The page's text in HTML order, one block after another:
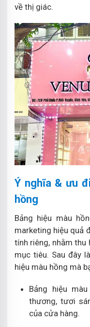
về thị giác.
Ý nghĩa & ưu
hồng
Bảng hiệu màu
marketing hiệu quả
tính riêng, nhằm
mục tiêu. Sau đây
hiệu màu hồng mà
Bảng hiệu
thương, tươi
của cửa hàng.